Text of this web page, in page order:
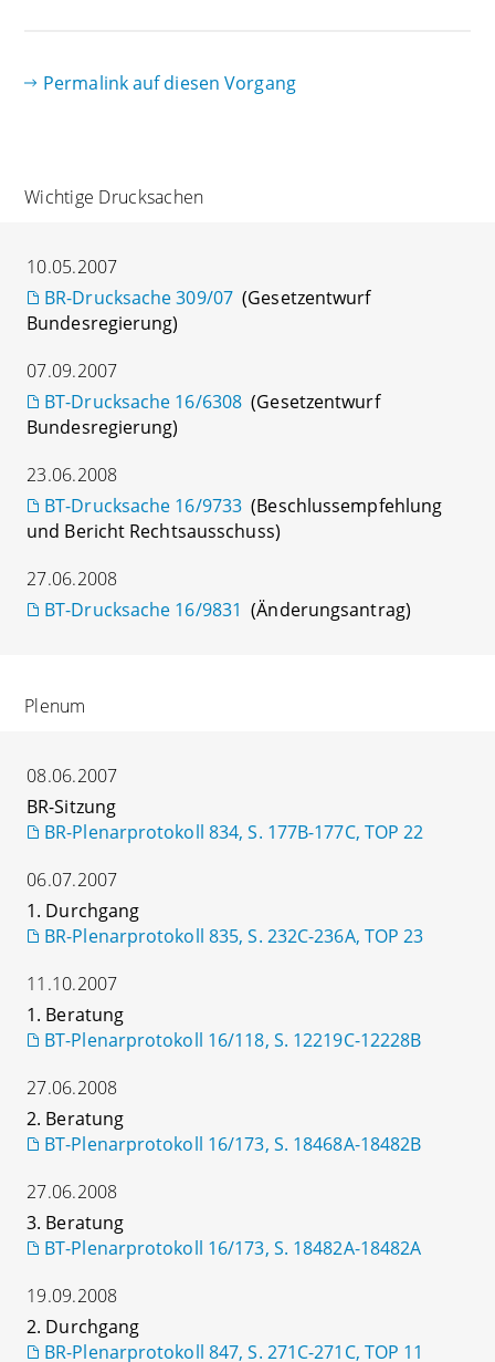
Permalink auf diesen Vorgang
Wichtige Drucksachen
10.05.2007
BR-Drucksache 309/07 (Gesetzentwurf
Bundesregierung)
07.09.2007
BT-Drucksache 16/6308 (Gesetzentwurf
Bundesregierung)
23.06.2008
BT-Drucksache 16/9733 (Beschlussempfehlung
und Bericht Rechtsausschuss)
27.06.2008
BT-Drucksache 16/9831 (Änderungsantrag)
Plenum
08.06.2007
BR-Sitzung
BR-Plenarprotokoll 834, S. 177B-177C, TOP 22
06.07.2007
1. Durchgang
BR-Plenarprotokoll 835, S. 232C-236A, TOP 23
11.10.2007
1. Beratung
BT-Plenarprotokoll 16/118, S. 12219C-12228B
27.06.2008
2. Beratung
BT-Plenarprotokoll 16/173, S. 18468A-18482B
27.06.2008
3. Beratung
BT-Plenarprotokoll 16/173, S. 18482A-18482A
19.09.2008
2. Durchgang
BR-Plenarprotokoll 847, S. 271C-271C, TOP 11